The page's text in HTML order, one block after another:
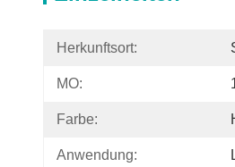
Herkunftsort:
MO:
Farbe:
Anwendung: